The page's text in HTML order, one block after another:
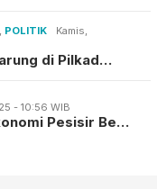
POLITIK
Kamis,
di Pilkad…
- 10:56 WIB
Pesisir Be…